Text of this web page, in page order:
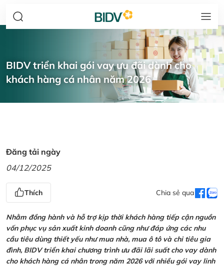
BIDV triển khai gói vay ưu đãi dành cho
khách hàng cá nhân năm 2026
Đăng tải ngày
04/12/2025
Thích Chia sẻ qua
Nhằm đồng hành và hỗ trợ kịp thời khách hàng tiếp cận nguồn
vốn phục vụ sản xuất kinh doanh cũng như đáp ứng các nhu
cầu tiêu dùng thiết yếu như mua nhà, mua ô tô và chi tiêu gia
đình, BIDV triển khai chương trình ưu đãi lãi suất cho vay dành
cho khách hàng cá nhân trong năm 2026 với nhiều gói vay linh